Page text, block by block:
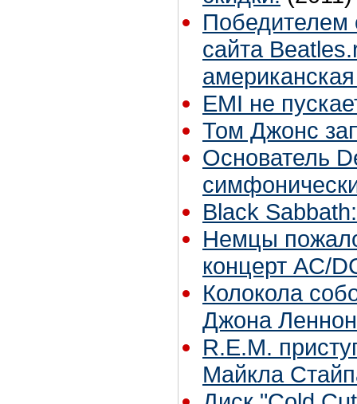
Победителем
сайта
EMI не
Том Джонс
Основатель
Black
Немцы
концерт AC/
Колокола
Джона
R.E.M.
Майкла